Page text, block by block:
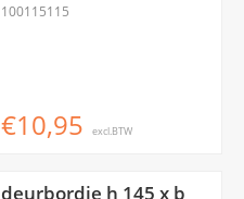
100115115
€10,95 excl.BTW
deurbordje h 145 x b